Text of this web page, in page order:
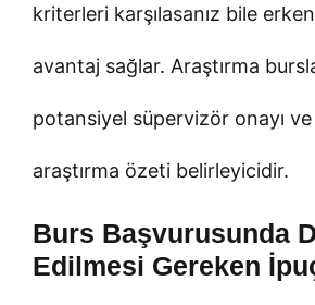
kriterleri karşılasanız bile
avantaj sağlar. Araştırma
potansiyel süpervizör onayı
araştırma özeti belirleyicidir.
Burs Başvurusunda
Edilmesi Gereken